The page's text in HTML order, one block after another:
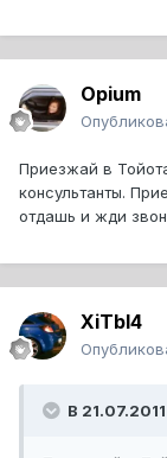
Opium
Приезжай в
консультанты.
отдашь и жди
XiTbI4
В